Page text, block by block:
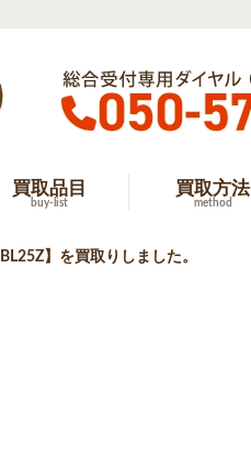
買取品目
buy-list
買取方法
method
】を買取りしました。